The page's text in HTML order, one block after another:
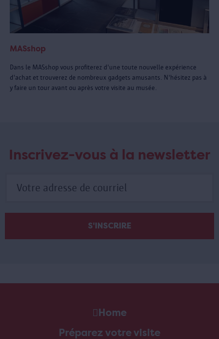
MASshop
Dans le MASshop vous profiterez d'une toute nouvelle expérience
d'achat et trouverez de nombreux gadgets amusants. N'hésitez pas à
y faire un tour avant ou après votre visite au musée.
Inscrivez-vous à la newsletter
Home
Préparez votre visite